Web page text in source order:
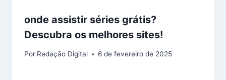
onde assistir séries grátis?
Descubra os melhores sites!
Por Redação Digital 6 de fevereiro de 2025